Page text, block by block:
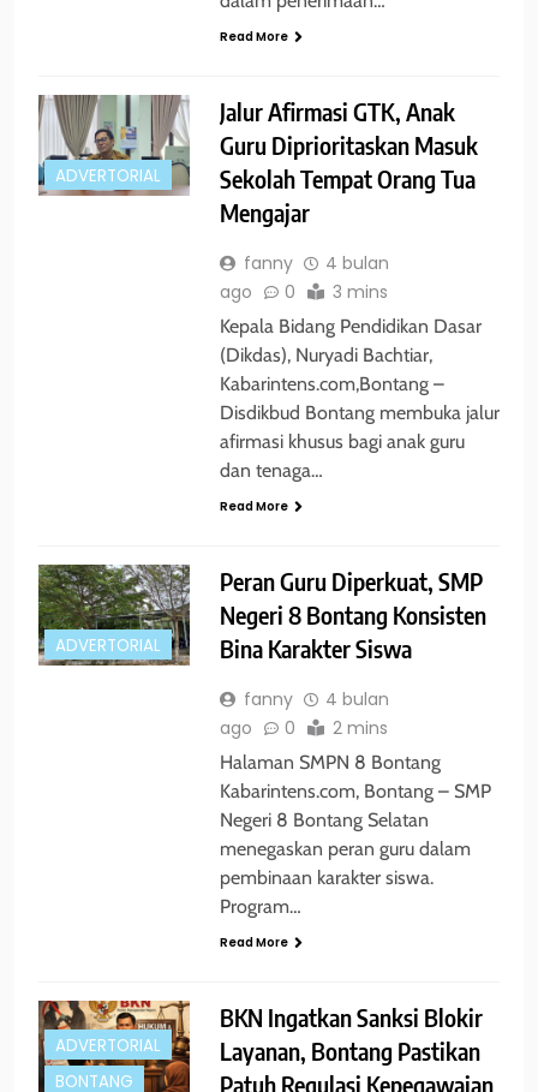
Read More
ADVERTORIAL
Jalur Afirmasi GTK, Anak
Guru Diprioritaskan Masuk
Sekolah Tempat Orang Tua
Mengajar
fanny
4 bulan
ago
0 3 mins
Kepala Bidang Pendidikan Dasar
(Dikdas), Nuryadi Bachtiar,
Kabarintens.com,Bontang –
Disdikbud Bontang membuka jalur
afirmasi khusus bagi anak guru
dan tenaga…
Read More
ADVERTORIAL
Peran Guru Diperkuat, SMP
Negeri 8 Bontang Konsisten
Bina Karakter Siswa
fanny
4 bulan
ago
0 2 mins
Halaman SMPN 8 Bontang
Kabarintens.com, Bontang – SMP
Negeri 8 Bontang Selatan
menegaskan peran guru dalam
pembinaan karakter siswa.
Program…
Read More
ADVERTORIAL
BONTANG
BKN Ingatkan Sanksi Blokir
Layanan, Bontang Pastikan
Patuh Regulasi Kepegawaian